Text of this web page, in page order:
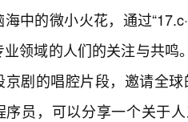
中的微小火花，通过
业领域的人们的关注与共
京剧的唱腔片段，邀请全
序员，可以分享一个关于